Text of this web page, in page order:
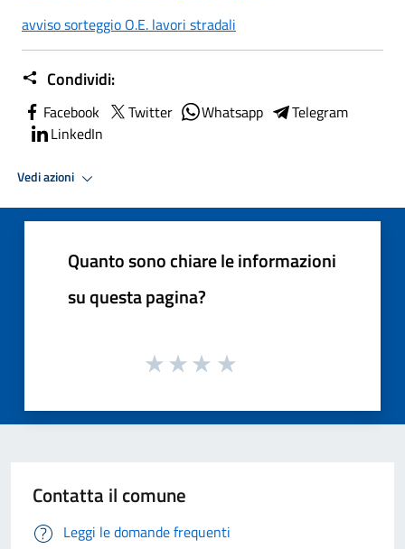
avviso sorteggio O.E. lavori stradali
Condividi:
Facebook Twitter Whatsapp
Telegram
LinkedIn
Vedi azioni
Quanto sono chiare le informazioni
su questa pagina?
Contatta il comune
Leggi le domande frequenti